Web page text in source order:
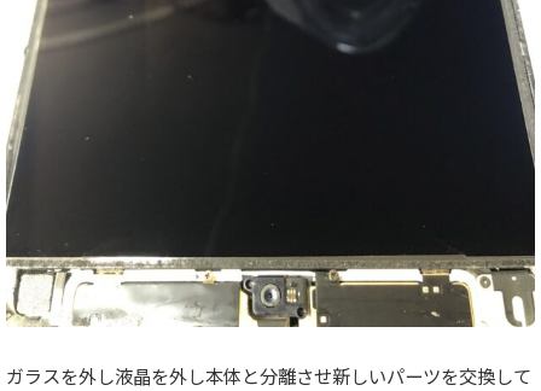
ガラスを外し液晶を外し本体と分離させ新しいパーツを交換して